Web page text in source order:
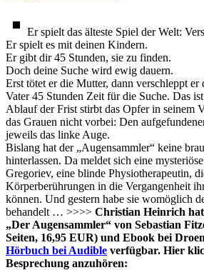
Schüsse
Er spielt das älteste Spiel der Welt:
Er spielt es mit deinen Kindern.
Er gibt dir 45 Stunden, sie zu finden.
Doch deine Suche wird ewig dauern.
Erst tötet er die Mutter, dann verschleppt
Vater 45 Stunden Zeit für die Suche. Das
Ablauf der Frist stirbt das Opfer in seinem
das Grauen nicht vorbei: Den
jeweils das linke Auge.
Bislang hat der „Augensammler“ keine
hinterlassen. Da meldet sich eine
Gregoriev, eine blinde Physiotherapeutin,
Körperberührungen in die Vergangenheit
können. Und gestern habe sie womöglich
behandelt … >>>> Christian Heinrich
„Der Augensammler“ von Sebastian
Seiten, 16,95 EUR) und Ebook bei
Hörbuch bei Audible verfügbar. Hier
Besprechung anzuhören: